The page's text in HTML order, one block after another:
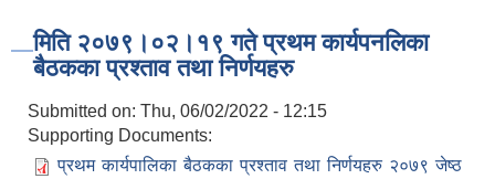
मिति २०७९।०२।१९ गते प्रथम कार्यपनलिका
बैठकका प्रश्ताव तथा निर्णयहरु
Submitted on: Thu, 06/02/2022 - 12:15
Supporting Documents:
प्रथम कार्यपालिका बैठकका प्रश्ताव तथा निर्णयहरु २०७९ जेष्ठ